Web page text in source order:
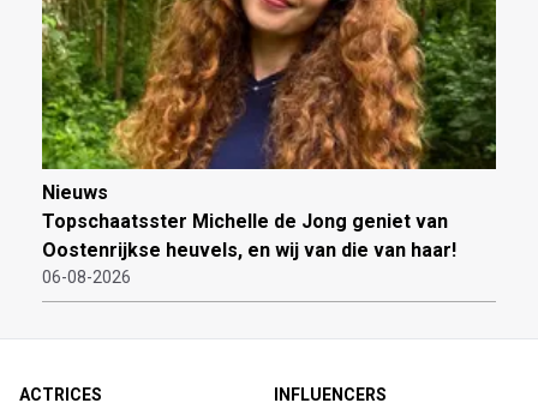
Nieuws
Topschaatsster Michelle de Jong geniet van
Oostenrijkse heuvels, en wij van die van haar!
06-08-2026
ACTRICES
INFLUENCERS